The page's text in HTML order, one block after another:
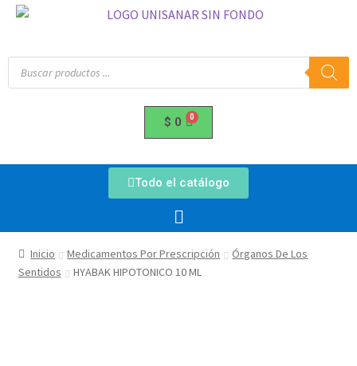
$ 0
Todo el catálogo
Inicio Medicamentos Por Prescripción
Órganos De Los
Sentidos
HYABAK HIPOTONICO 10 ML